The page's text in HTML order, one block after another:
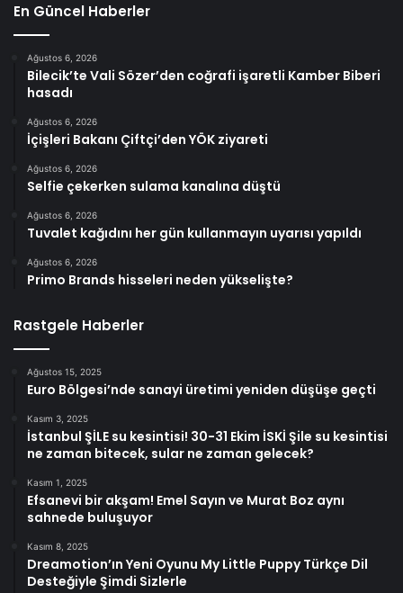
En Güncel Haberler
Ağustos 6, 2026
Bilecik’te Vali Sözer’den coğrafi işaretli Kamber Biberi
hasadı
Ağustos 6, 2026
İçişleri Bakanı Çiftçi’den YÖK ziyareti
Ağustos 6, 2026
Selfie çekerken sulama kanalına düştü
Ağustos 6, 2026
Tuvalet kağıdını her gün kullanmayın uyarısı yapıldı
Ağustos 6, 2026
Primo Brands hisseleri neden yükselişte?
Rastgele Haberler
Ağustos 15, 2025
Euro Bölgesi’nde sanayi üretimi yeniden düşüşe geçti
Kasım 3, 2025
İstanbul ŞİLE su kesintisi! 30-31 Ekim İSKİ Şile su kesintisi
ne zaman bitecek, sular ne zaman gelecek?
Kasım 1, 2025
Efsanevi bir akşam! Emel Sayın ve Murat Boz aynı
sahnede buluşuyor
Kasım 8, 2025
Dreamotion’ın Yeni Oyunu My Little Puppy Türkçe Dil
Desteğiyle Şimdi Sizlerle